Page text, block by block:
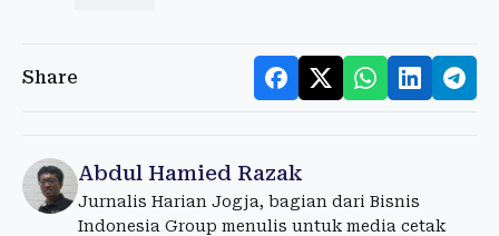
Share
Abdul Hamied Razak
Jurnalis Harian Jogja, bagian dari Bisnis
Indonesia Group menulis untuk media cetak